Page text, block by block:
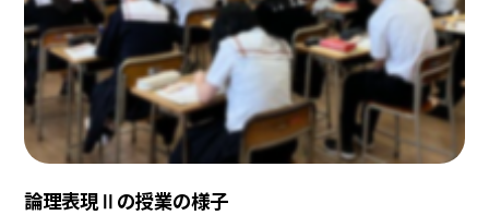
論理表現Ⅱの授業の様子